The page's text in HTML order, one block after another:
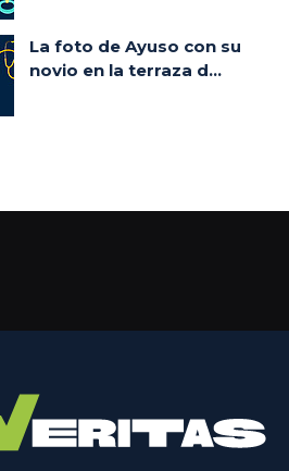
La foto de Ayuso con su
novio en la terraza d...